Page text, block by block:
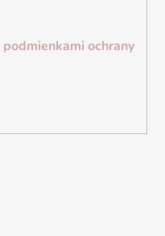
podmienkami ochrany